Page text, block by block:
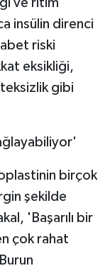
insülin direnci
riski
eksikliği,
gibi
birçok
şekilde
'Başarılı bir
çok rahat